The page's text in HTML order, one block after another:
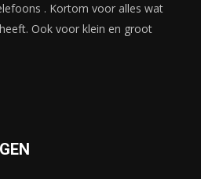
. Kortom voor alles wat
Ook voor klein en groot